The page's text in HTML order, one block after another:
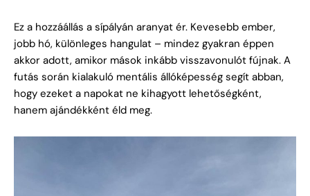
Ez a hozzáállás a sípályán aranyat ér. Kevesebb ember,
jobb hó, különleges hangulat – mindez gyakran éppen
akkor adott, amikor mások inkább visszavonulót fújnak. A
futás során kialakuló mentális állóképesség segít abban,
hogy ezeket a napokat ne kihagyott lehetőségként,
hanem ajándékként éld meg.